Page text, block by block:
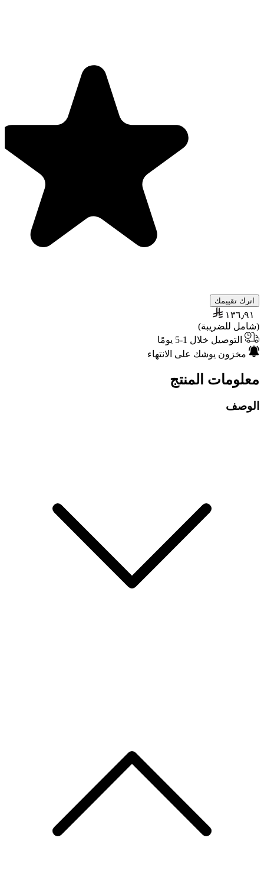
اترك تقييمك
١٣٦٫٩١
(شامل للضريبة)
التوصيل خلال 1-5 يومًا
مخزون يوشك على الانتهاء
معلومات المنتج
الوصف